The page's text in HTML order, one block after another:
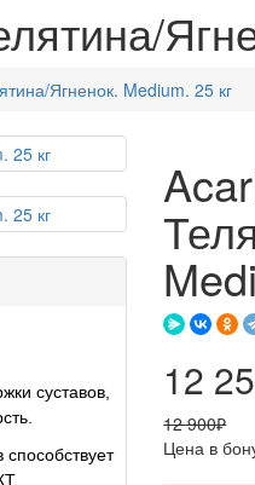
Ягненок. Medium. 25 кг
суставов,
12
12 900₽
Цена в